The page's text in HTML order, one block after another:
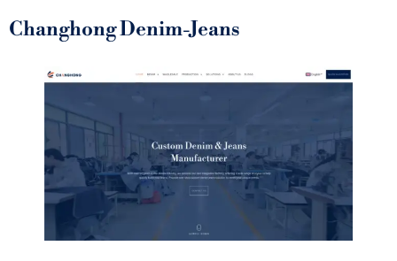
Changhong Denim-Jeans